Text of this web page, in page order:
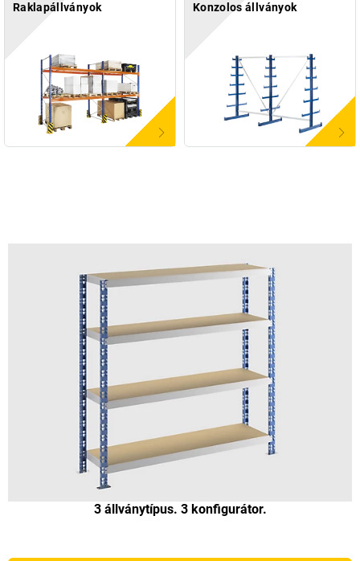
Raklapállványok Konzolos állványok
3 állványtípus. 3 konfigurátor.